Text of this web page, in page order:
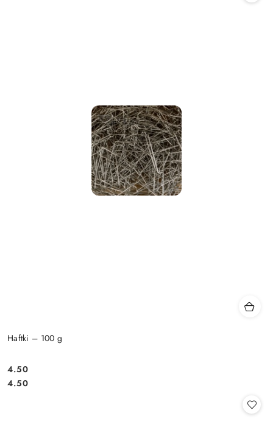
Haftki – 100 g
Cena:
4.50
Cena:
4.50